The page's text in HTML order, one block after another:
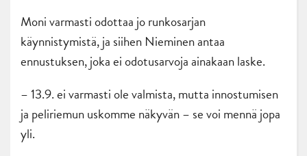
Moni varmasti odottaa jo runkosarjan
käynnistymistä, ja siihen Nieminen antaa
ennustuksen, joka ei odotusarvoja ainakaan laske.
– 13.9. ei varmasti ole valmista, mutta innostumisen
ja peliriemun uskomme näkyvän – se voi mennä jopa
yli.